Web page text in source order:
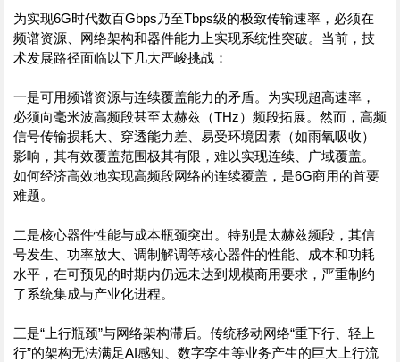
为实现6G时代数百Gbps乃至Tbps级的极致传输速率，必须在
频谱资源、网络架构和器件能力上实现系统性突破。当前，技
术发展路径面临以下几大严峻挑战：
一是可用频谱资源与连续覆盖能力的矛盾。为实现超高速率，
必须向毫米波高频段甚至太赫兹（THz）频段拓展。然而，高频
信号传输损耗大、穿透能力差、易受环境因素（如雨氧吸收）
影响，其有效覆盖范围极其有限，难以实现连续、广域覆盖。
如何经济高效地实现高频段网络的连续覆盖，是6G商用的首要
难题。
二是核心器件性能与成本瓶颈突出。特别是太赫兹频段，其信
号发生、功率放大、调制解调等核心器件的性能、成本和功耗
水平，在可预见的时期内仍远未达到规模商用要求，严重制约
了系统集成与产业化进程。
三是“上行瓶颈”与网络架构滞后。传统移动网络“重下行、轻上
行”的架构无法满足AI感知、数字孪生等业务产生的巨大上行流